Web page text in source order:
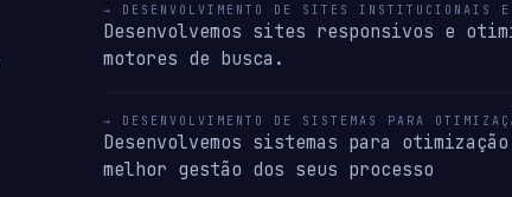
→ DESENVOLVIMENTO DE SITES INSTITUCIONAIS E
Desenvolvemos sites responsivos e
motores de busca.
→ DESENVOLVIMENTO DE SISTEMAS PARA
Desenvolvemos sistemas para
melhor gestão dos seus processo